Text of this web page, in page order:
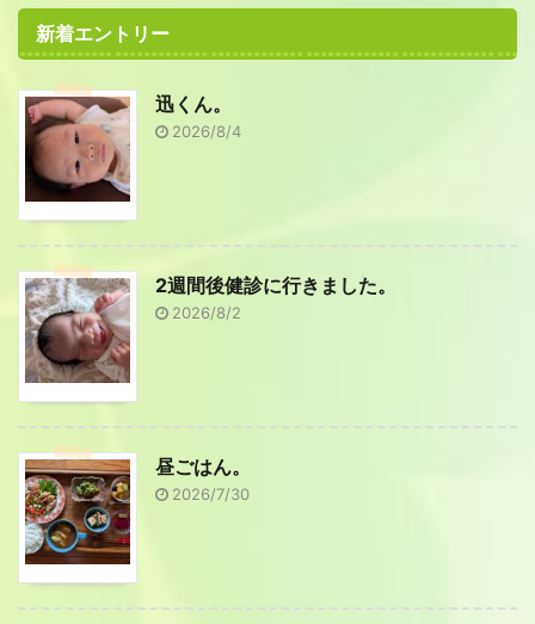
新着エントリー
迅くん。
2026/8/4
2週間後健診に行きました。
2026/8/2
昼ごはん。
2026/7/30